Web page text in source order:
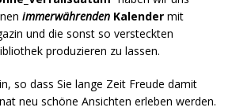
immerwährenden Kalender mit
und die sonst so versteckten
produzieren zu lassen.
so dass Sie lange Zeit Freude damit
neu schöne Ansichten erleben werden.